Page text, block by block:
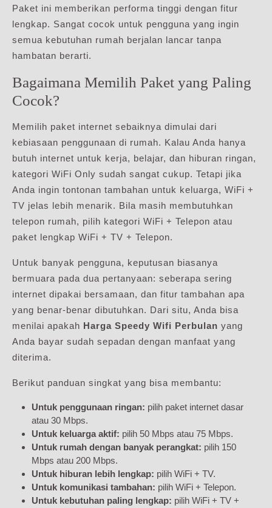
Paket ini memberikan performa tinggi dengan fitur
lengkap. Sangat cocok untuk pengguna yang ingin
semua kebutuhan rumah berjalan lancar tanpa
hambatan berarti.
Bagaimana Memilih Paket yang Paling
Cocok?
Memilih paket internet sebaiknya dimulai dari
kebiasaan penggunaan di rumah. Kalau Anda hanya
butuh internet untuk kerja, belajar, dan hiburan ringan,
kategori WiFi Only sudah sangat cukup. Tetapi jika
Anda ingin tontonan tambahan untuk keluarga, WiFi +
TV jelas lebih menarik. Bila masih membutuhkan
telepon rumah, pilih kategori WiFi + Telepon atau
paket lengkap WiFi + TV + Telepon.
Untuk banyak pengguna, keputusan biasanya
bermuara pada dua pertanyaan: seberapa sering
internet dipakai bersamaan, dan fitur tambahan apa
yang benar-benar dibutuhkan. Dari situ, Anda bisa
menilai apakah Harga Speedy Wifi Perbulan yang
Anda bayar sudah sepadan dengan manfaat yang
diterima.
Berikut panduan singkat yang bisa membantu:
Untuk penggunaan ringan: pilih paket internet dasar
atau 30 Mbps.
Untuk keluarga aktif: pilih 50 Mbps atau 75 Mbps.
Untuk rumah dengan banyak perangkat: pilih 150
Mbps atau 200 Mbps.
Untuk hiburan lebih lengkap: pilih WiFi + TV.
Untuk komunikasi tambahan: pilih WiFi + Telepon.
Untuk kebutuhan paling lengkap: pilih WiFi + TV +